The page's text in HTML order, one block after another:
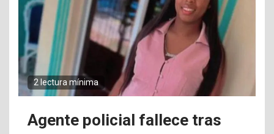
2 lectura mínima
Agente policial fallece tras